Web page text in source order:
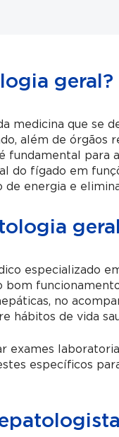
geral?
medicina que se
além de órgãos
fundamental para
do fígado em
energia e
especializado
no
hábitos de vida
exames
específicos